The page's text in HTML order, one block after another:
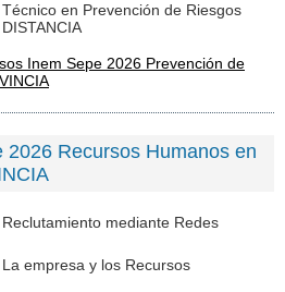
en Prevención de Riesgos
Inem Sepe 2026 Prevención de
2026 Recursos Humanos en
mediante Redes
empresa y los Recursos